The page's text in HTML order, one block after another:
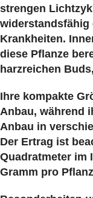
strengen
widerstandsfähig
Krankheiten.
diese Pflanze
harzreichen
Ihre kompakte
Anbau, während
Anbau in
Der Ertrag ist
Quadratmeter im
Gramm pro